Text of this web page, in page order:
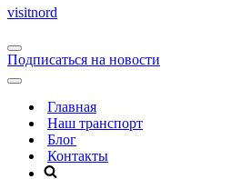
visitnord
Подписаться на новости
Главная
Наш транспорт
Блог
Контакты